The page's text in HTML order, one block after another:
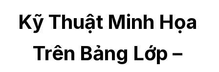
Kỹ Thuật Minh Họa
Trên Bảng Lớp –